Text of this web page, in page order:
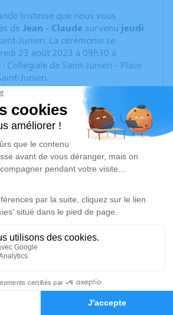
Hommages
tristesse que nous vous
deJean - Claude survenu jeudi
Junien. La cérémonie se
23 août 2023 à 09h30 à
Collégiale de Saint-Junien - Place
Junien.
pas de plaques
d’arbre hommage est
Je rends hommage
août 2023 à 09h30
Je rends hommage